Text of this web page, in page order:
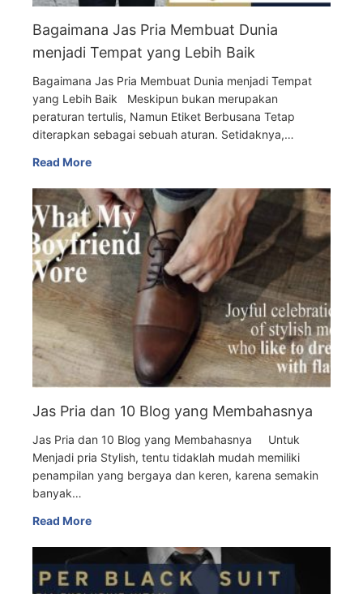
Bagaimana Jas Pria Membuat Dunia
menjadi Tempat yang Lebih Baik
Bagaimana Jas Pria Membuat Dunia menjadi Tempat
yang Lebih Baik Meskipun bukan merupakan
peraturan tertulis, Namun Etiket Berbusana Tetap
diterapkan sebagai sebuah aturan. Setidaknya,…
Read More
Jas Pria dan 10 Blog yang Membahasnya
Jas Pria dan 10 Blog yang Membahasnya Untuk
Menjadi pria Stylish, tentu tidaklah mudah memiliki
penampilan yang bergaya dan keren, karena semakin
banyak…
Read More